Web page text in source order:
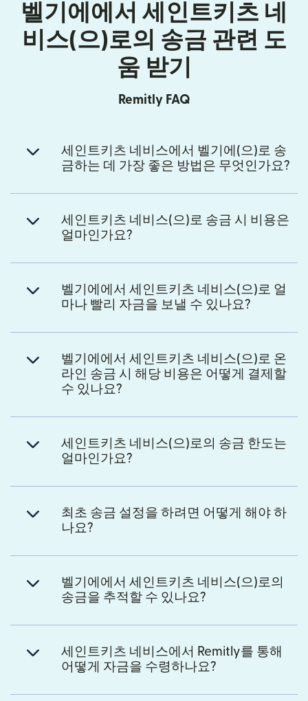
벨기에에서 세인트키츠 네
비스(으)로의 송금 관련 도
움 받기
Remitly FAQ
세인트키츠 네비스에서 벨기에(으)로 송
금하는 데 가장 좋은 방법은 무엇인가요?
세인트키츠 네비스(으)로 송금 시 비용은
얼마인가요?
벨기에에서 세인트키츠 네비스(으)로 얼
마나 빨리 자금을 보낼 수 있나요?
벨기에에서 세인트키츠 네비스(으)로 온
라인 송금 시 해당 비용은 어떻게 결제할
수 있나요?
세인트키츠 네비스(으)로의 송금 한도는
얼마인가요?
최초 송금 설정을 하려면 어떻게 해야 하
나요?
벨기에에서 세인트키츠 네비스(으)로의
송금을 추적할 수 있나요?
세인트키츠 네비스에서 Remitly를 통해
어떻게 자금을 수령하나요?